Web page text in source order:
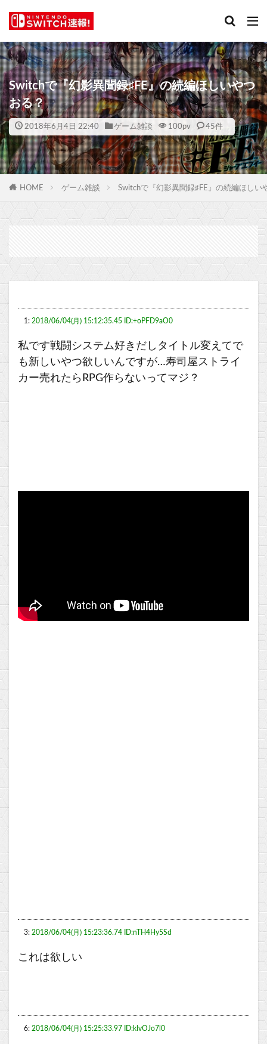
Switchで『幻影異聞録♯FE』の続編ほしいやつ
おる？
2018年6月4日 22:40 ゲーム雑談 100pv 45件
HOME ゲーム雑談 Switchで『幻影異聞録♯FE』の続編ほしい
1: 2018/06/04(月) 15:12:35.45 ID:+oPFD9aO0
私です戦闘システム好きだしタイトル変えてで
も新しいやつ欲しいんですが…寿司屋ストライ
カー売れたらRPG作らないってマジ？
3: 2018/06/04(月) 15:23:36.74 ID:nTH4Hy5Sd
これは欲しい
6: 2018/06/04(月) 15:25:33.97 ID:klvOJo7l0